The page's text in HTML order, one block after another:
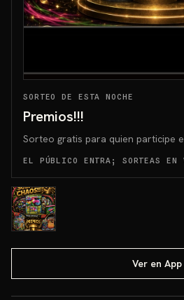
SORTEO DE ESTA NOCHE
Premios!!!
Sorteo gratis para quien participe
EL PÚBLICO ENTRA; SORTEAS EN
Ver en App